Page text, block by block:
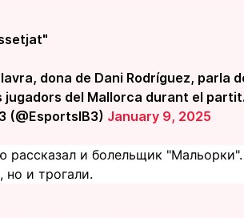
dona de Dani Rodríguez, parla
jugadors del Mallorca durant el partit.
(@EsportsIB3) January 9, 2025
и болельщик
но и трогали.